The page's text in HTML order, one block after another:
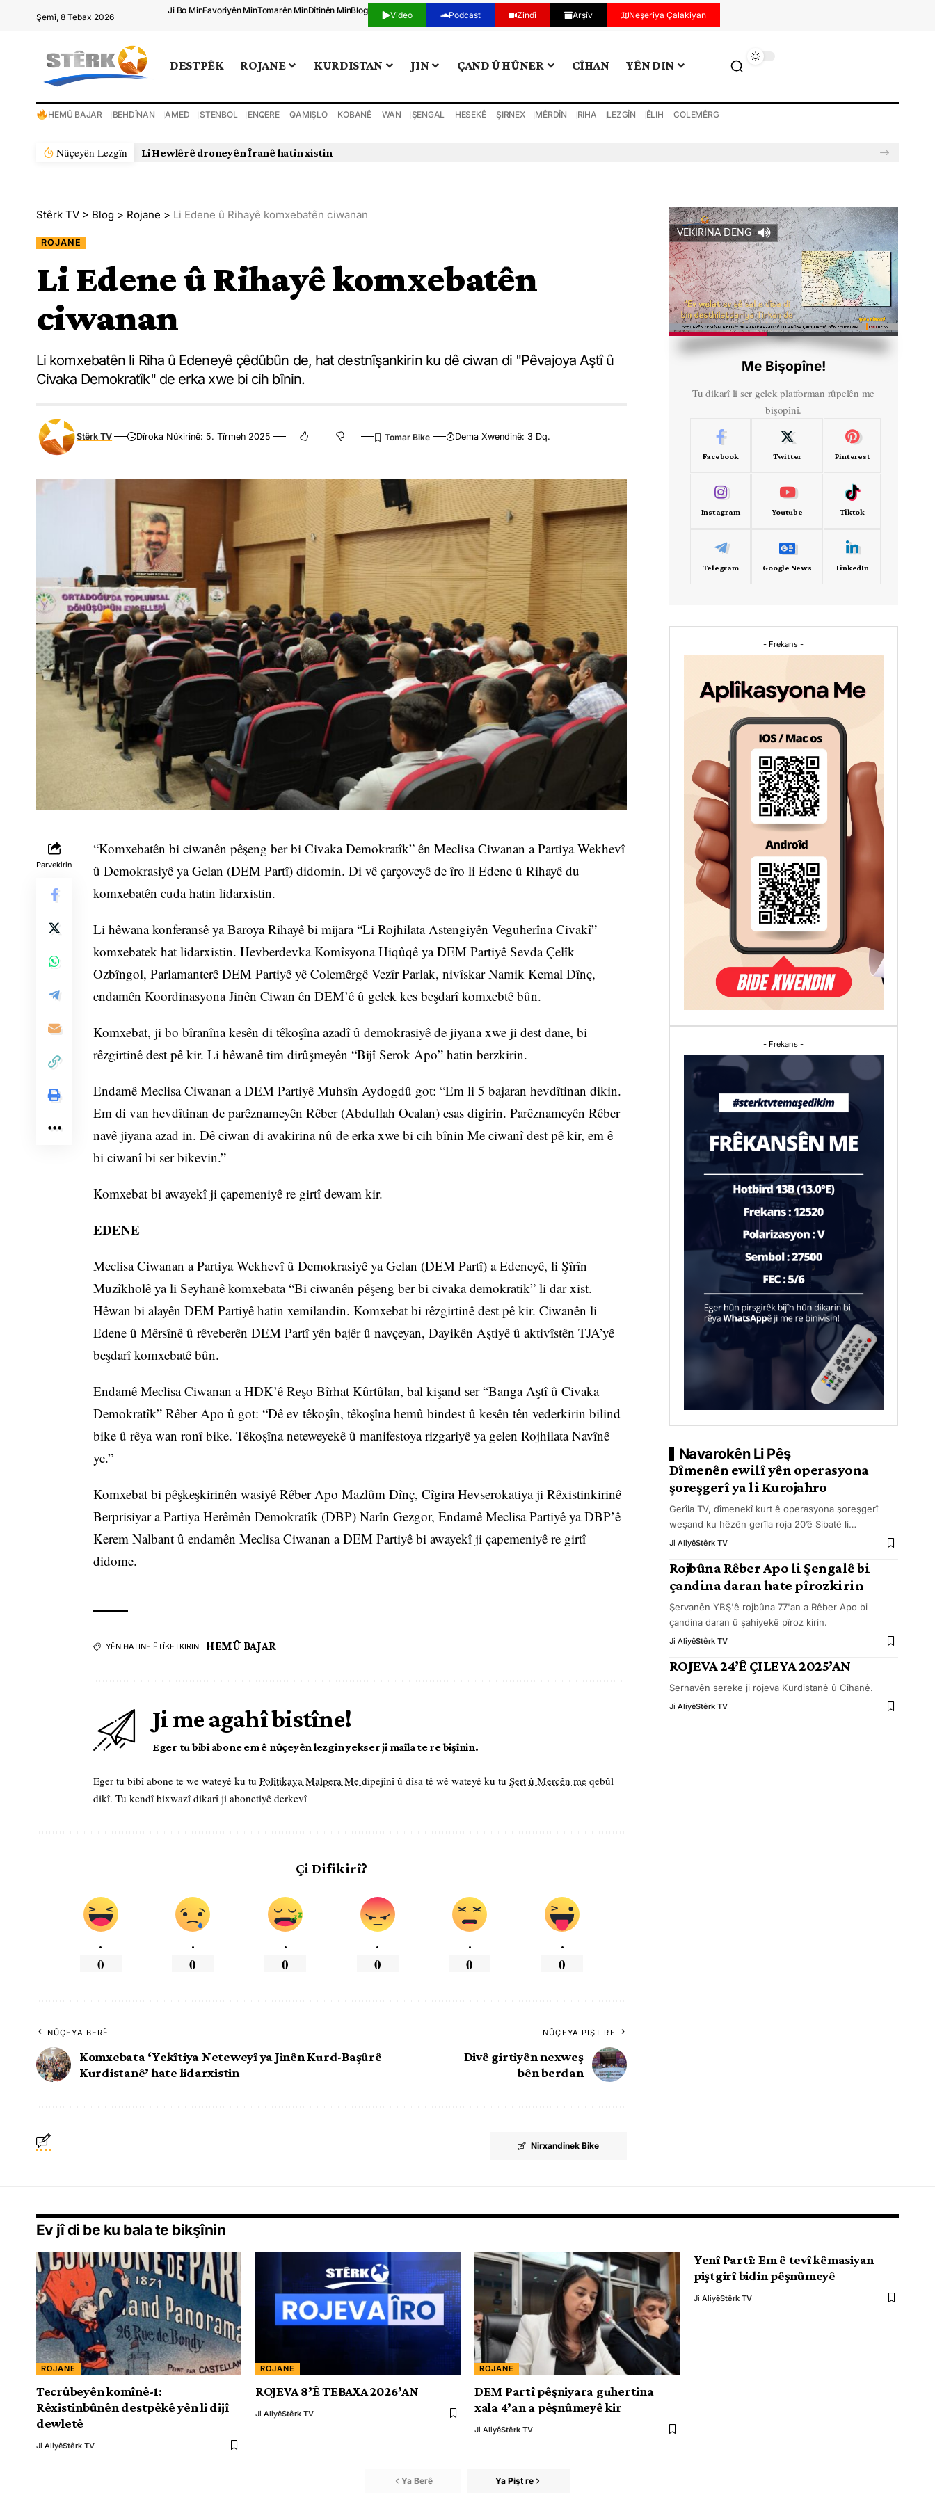
Şemî, 8 Tebax 2026
Ji Bo MinFavoriyên MinTomarên MinDîtinên MinBlog Video Podcast Zindî Arşîv Neşeriya Çalakiyan
DESTPÊK ROJANE KURDISTAN JIN ÇAND Û HÛNER CÎHAN YÊN DIN
HEMÛ BAJAR BEHDÎNAN AMED STENBOL ENQERE QAMIŞLO KOBANÊ WAN ŞENGAL HESEKÊ ŞIRNEX MÊRDÎN RIHA LEZGÎN ÊLIH COLEMÊRG
Nûçeyên Lezgîn
Stêrk TV > Blog > Rojane > Li Edene û Rihayê komxebatên ciwanan
ROJANE
Li Edene û Rihayê komxebatên
ciwanan
Li komxebatên li Riha û Edeneyê çêdûbûn de, hat destnîşankirin ku dê ciwan di "Pêvajoya Aştî û
Civaka Demokratîk" de erka xwe bi cih bînin.
Stêrk TV Dîroka Nûkirinê: 5. Tîrmeh 2025 Dema Xwendinê: 3 Dq.
Parvekirin
“Komxebatên bi ciwanên pêşeng ber bi Civaka Demokratîk” ên Meclisa Ciwanan a Partiya Wekhevî
û Demokrasiyê ya Gelan (DEM Partî) didomin. Di vê çarçoveyê de îro li Edene û Rihayê du
komxebatên cuda hatin lidarxistin.
Li hêwana konferansê ya Baroya Rihayê bi mijara “Li Rojhilata Astengiyên Veguherîna Civakî”
komxebatek hat lidarxistin. Hevberdevka Komîsyona Hiqûqê ya DEM Partiyê Sevda Çelîk
Ozbîngol, Parlamanterê DEM Partiyê yê Colemêrgê Vezîr Parlak, nivîskar Namik Kemal Dînç,
endamên Koordinasyona Jinên Ciwan ên DEM’ê û gelek kes beşdarî komxebtê bûn.
Komxebat, ji bo bîranîna kesên di têkoşîna azadî û demokrasiyê de jiyana xwe ji dest dane, bi
rêzgirtinê dest pê kir. Li hêwanê tim dirûşmeyên “Bijî Serok Apo” hatin berzkirin.
Endamê Meclisa Ciwanan a DEM Partiyê Muhsîn Aydogdû got: “Em li 5 bajaran hevdîtinan dikin.
Em di van hevdîtinan de parêznameyên Rêber (Abdullah Ocalan) esas digirin. Parêznameyên Rêber
navê jiyana azad in. Dê ciwan di avakirina nû de erka xwe bi cih bînin Me ciwanî dest pê kir, em ê
bi ciwanî bi ser bikevin.”
Komxebat bi awayekî ji çapemeniyê re girtî dewam kir.
EDENE
Meclisa Ciwanan a Partiya Wekhevî û Demokrasiyê ya Gelan (DEM Partî) a Edeneyê, li Şîrîn
Muzîkholê ya li Seyhanê komxebata “Bi ciwanên pêşeng ber bi civaka demokratik” li dar xist.
Hêwan bi alayên DEM Partiyê hatin xemilandin. Komxebat bi rêzgirtinê dest pê kir. Ciwanên li
Edene û Mêrsînê û rêveberên DEM Partî yên bajêr û navçeyan, Dayikên Aştiyê û aktivîstên TJA’yê
beşdarî komxebatê bûn.
Endamê Meclisa Ciwanan a HDK’ê Reşo Bîrhat Kûrtûlan, bal kişand ser “Banga Aştî û Civaka
Demokratîk” Rêber Apo û got: “Dê ev têkoşîn, têkoşîna hemû bindest û kesên tên vederkirin bilind
bike û rêya wan ronî bike. Têkoşîna neteweyekê û manifestoya rizgariyê ya gelen Rojhilata Navînê
ye.”
Komxebat bi pêşkeşkirinên wasiyê Rêber Apo Mazlûm Dînç, Cîgira Hevserokatiya ji Rêxistinkirinê
Berprisiyar a Partiya Herêmên Demokratîk (DBP) Narîn Gezgor, Endamê Meclisa Partiyê ya DBP’ê
Kerem Nalbant û endamên Meclisa Ciwanan a DEM Partiyê bi awayekî ji çapemeniyê re girtî
didome.
YÊN HATINE ÊTÎKETKIRIN HEMÛ BAJAR
Ji me agahî bistîne!
Eger tu bibî abone em ê nûçeyên lezgîn yekser ji maîla te re bişînin.
Eger tu bibî abone te we wateyê ku tu Polîtikaya Malpera Me dipejînî û dîsa tê wê wateyê ku tu Şert û Mercên me qebûl
dikî. Tu kendî bixwazî dikarî ji abonetiyê derkevî
Çi Difikirî?
.
0
.
0
.
0
.
0
.
0
.
0
NÛÇEYA BERÊ
Komxebata ‘Yekîtiya Neteweyî ya Jinên Kurd-Başûrê
Kurdistanê’ hate lidarxistin
NÛÇEYA PIŞT RE
Divê girtiyên nexweş
bên berdan
Nirxandinek Bike
VEKIRINA DENG
Me Bişopîne!
Tu dikarî li ser gelek platforman rûpelên me
bişopînî.
Facebook Twitter Pinterest
Instagram Youtube Tiktok
Telegram Google News LinkedIn
- Frekans -
- Frekans -
Navarokên Li Pêş
Dîmenên ewilî yên operasyona
şoreşgerî ya li Kurojahro
Gerîla TV, dîmenekî kurt ê operasyona şoreşgerî
weşand ku hêzên gerîla roja 20’ê Sibatê li…
Ji AliyêStêrk TV
Rojbûna Rêber Apo li Şengalê bi
çandina daran hate pîrozkirin
Şervanên YBŞ'ê rojbûna 77'an a Rêber Apo bi
çandina daran û şahiyekê pîroz kirin.
Ji AliyêStêrk TV
ROJEVA 24’Ê ÇILEYA 2025’AN
Sernavên sereke ji rojeva Kurdistanê û Cîhanê.
Ji AliyêStêrk TV
Ev jî di be ku bala te bikşînin
ROJANE
Tecrûbeyên komînê-1:
Rêxistinbûnên destpêkê yên li dijî
dewletê
Ji AliyêStêrk TV
ROJANE
ROJEVA 8’Ê TEBAXA 2026’AN
Ji AliyêStêrk TV
ROJANE
DEM Partî pêşniyara guhertina
xala 4’an a pêşnûmeyê kir
Ji AliyêStêrk TV
Yenî Partî: Em ê tevî kêmasiyan
piştgirî bidin pêşnûmeyê
Ji AliyêStêrk TV
Ya Berê Ya Pişt re